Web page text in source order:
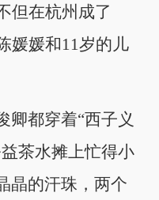
在杭州成了
媛媛和11岁的儿
都穿着“西子义
茶水摊上忙得小
晶的汗珠，两个